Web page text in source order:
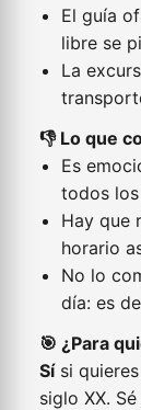
El guía
libre se
La
👎 Lo que
Es
todos
Hay que
horario
No lo
día: es
🎯 ¿Para
Sísi
siglo XX.